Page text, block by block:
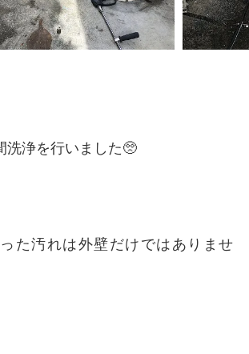
洗浄を行いました🥺
た汚れは外壁だけではありませ